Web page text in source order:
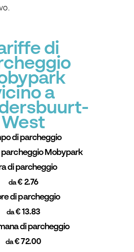
di
a
West
di parcheggio
parcheggio Mobypark
di parcheggio
da€ 2.76
di parcheggio
da€ 13.83
di parcheggio
da€ 72.00